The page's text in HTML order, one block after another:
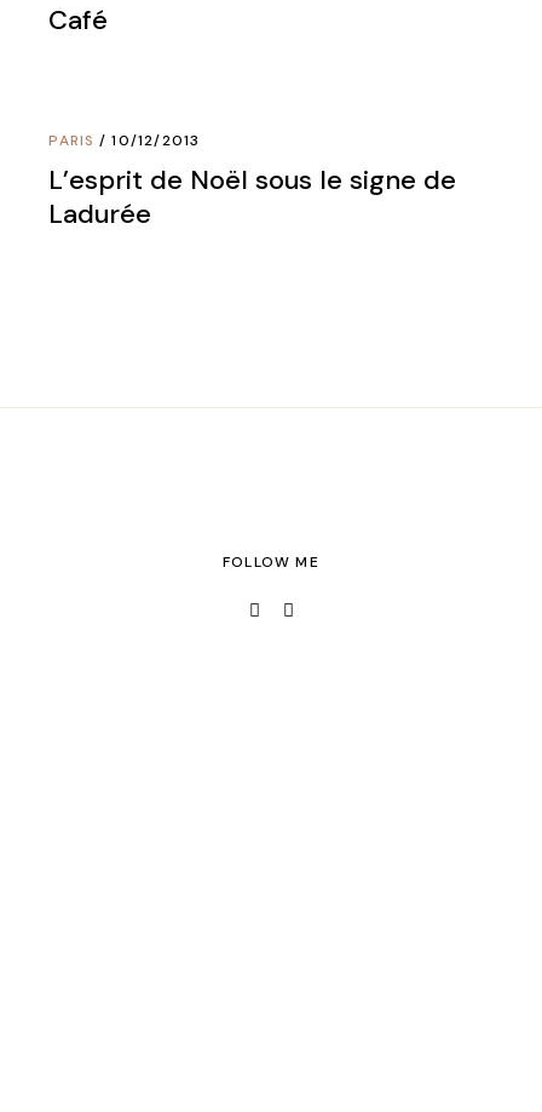
Café
PARIS 10/12/2013
L’esprit de Noël sous le signe de
Ladurée
FOLLOW ME